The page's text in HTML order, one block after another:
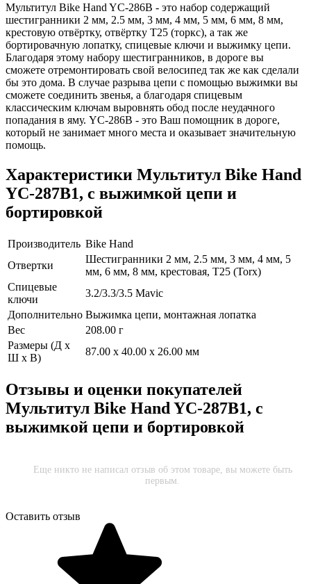
Мультитул Bike Hand YC-286B - это набор содержащий
шестигранники 2 мм, 2.5 мм, 3 мм, 4 мм, 5 мм, 6 мм, 8 мм,
крестовую отвёртку, отвёртку T25 (торкс), а так же
бортировачную лопатку, спицевые ключи и выжимку цепи.
Благодаря этому набору шестигранников, в дороге вы
сможете отремонтировать свой велосипед так же как сделали
бы это дома. В случае разрыва цепи с помощью выжимки вы
сможете соединить звенья, а благодаря спицевым
классическим ключам выровнять обод после неудачного
попадания в яму. YC-286B - это Ваш помощник в дороге,
который не занимает много места и оказывает значительную
помощь.
Характеристики Мультитул Bike Hand
YC-287B1, с выжимкой цепи и
бортировкой
Производитель Bike Hand
Отвертки
Шестигранники 2 мм, 2.5 мм, 3 мм, 4 мм, 5
мм, 6 мм, 8 мм, крестовая, T25 (Torx)
Спицевые
ключи
3.2/3.3/3.5 Mavic
Дополнительно Выжимка цепи, монтажная лопатка
Вес
208.00 г
Размеры (Д х
Ш х В)
87.00 x 40.00 x 26.00 мм
Отзывы и оценки покупателей
Мультитул Bike Hand YC-287B1, с
выжимкой цепи и бортировкой
Еще никто не написал отзыв об этом товаре, вы можете быть
первым.
Оставить отзыв